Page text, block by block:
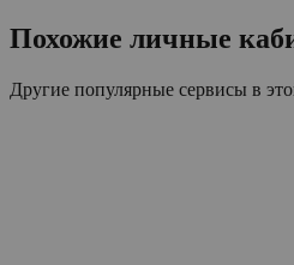
Похожие личные
Другие популярные сервисы в